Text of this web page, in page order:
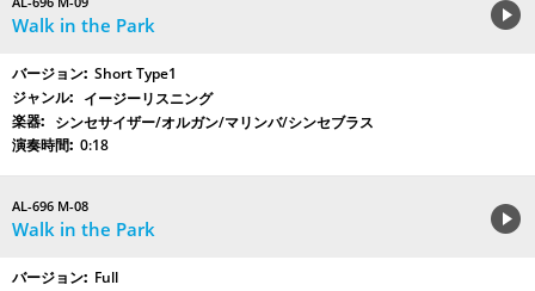
Walk in the Park
Short Type1
イージーリスニング
シンセサイザー/オルガン/マリンバ/シンセブラス
0:18
AL-696 M-08
Walk in the Park
Full